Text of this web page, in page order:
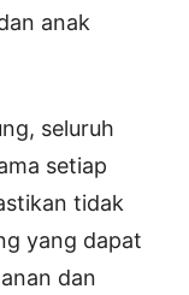
anak
seluruh
setiap
tidak
yang dapat
dan